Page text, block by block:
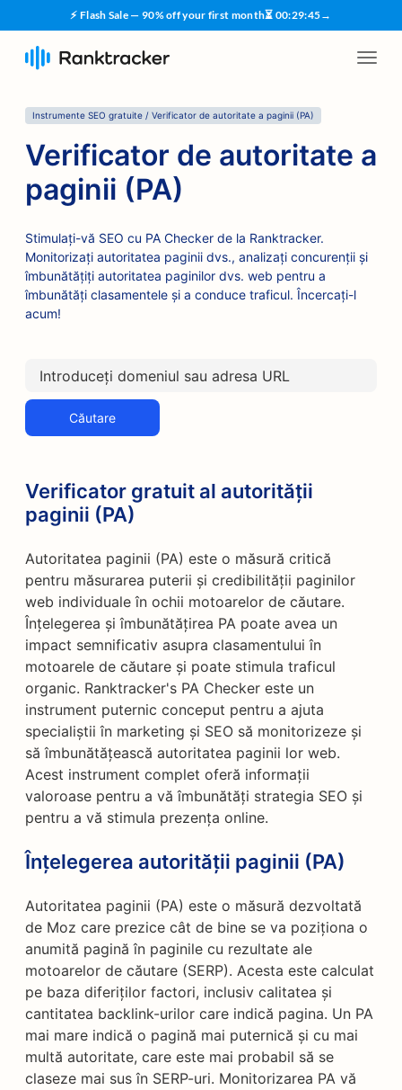
⚡ Flash Sale — 90% off your first month⏳ 00:29:45→
Instrumente SEO gratuite / Verificator de autoritate a paginii (PA)
Verificator de autoritate a
paginii (PA)
Stimulați-vă SEO cu PA Checker de la Ranktracker.
Monitorizați autoritatea paginii dvs., analizați concurenții și
îmbunătățiți autoritatea paginilor dvs. web pentru a
îmbunătăți clasamentele și a conduce traficul. Încercați-l
acum!
Căutare
Verificator gratuit al autorității
paginii (PA)
Autoritatea paginii (PA) este o măsură critică
pentru măsurarea puterii și credibilității paginilor
web individuale în ochii motoarelor de căutare.
Înțelegerea și îmbunătățirea PA poate avea un
impact semnificativ asupra clasamentului în
motoarele de căutare și poate stimula traficul
organic. Ranktracker's PA Checker este un
instrument puternic conceput pentru a ajuta
specialiștii în marketing și SEO să monitorizeze și
să îmbunătățească autoritatea paginii lor web.
Acest instrument complet oferă informații
valoroase pentru a vă îmbunătăți strategia SEO și
pentru a vă stimula prezența online.
Înțelegerea autorității paginii (PA)
Autoritatea paginii (PA) este o măsură dezvoltată
de Moz care prezice cât de bine se va poziționa o
anumită pagină în paginile cu rezultate ale
motoarelor de căutare (SERP). Acesta este calculat
pe baza diferiților factori, inclusiv calitatea și
cantitatea backlink-urilor care indică pagina. Un PA
mai mare indică o pagină mai puternică și cu mai
multă autoritate, care este mai probabil să se
claseze mai sus în SERP-uri. Monitorizarea PA vă